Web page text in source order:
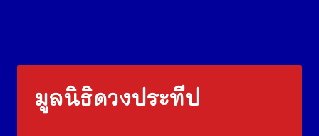
มูลนิธิดวงประทีป